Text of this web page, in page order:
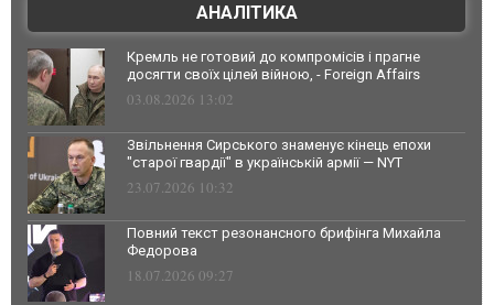
АНАЛІТИКА
Кремль не готовий до компромісів і прагне
досягти своїх цілей війною, - Foreign Affairs
03.08.2026 13:02
Звільнення Сирського знаменує кінець епохи
"старої гвардії" в українській армії — NYT
23.07.2026 10:32
Повний текст резонансного брифінга Михайла
Федорова
18.07.2026 09:27